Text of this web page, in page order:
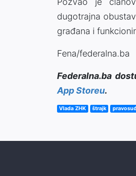
dugotrajna
građana i
Fena/federalna.ba
Federalna.ba
App Storeu.
Vlada ZHK štrajk